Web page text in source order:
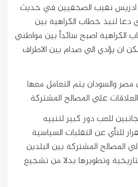
ادريس نقيب الصحفيين في حديث
دعا لنبذ خطاب الكراهية بين
الكراهية اصبح سائداً بين مواطني
ان يؤدي الي صدام بين الاطراف
مصر والسودان يتم التعامل معها
العلاقات علي المصالح المشتركة .
للعب دور كبير لتنبيه
للنأي عن التقلبات السياسية
المصالح المشتركة بين البلدين
وتطويرها بدلا من تشجيع